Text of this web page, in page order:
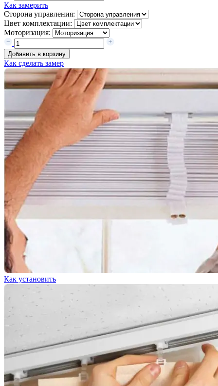
Как замерить
Сторона управления:
Цвет комплектации:
Моторизация:
Добавить в корзину
Как сделать замер
Как установить